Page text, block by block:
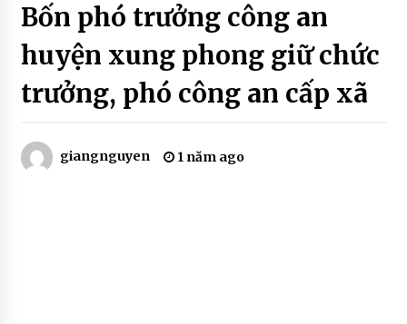
Bốn phó trưởng công an
huyện xung phong giữ chức
trưởng, phó công an cấp xã
giangnguyen 1 năm ago